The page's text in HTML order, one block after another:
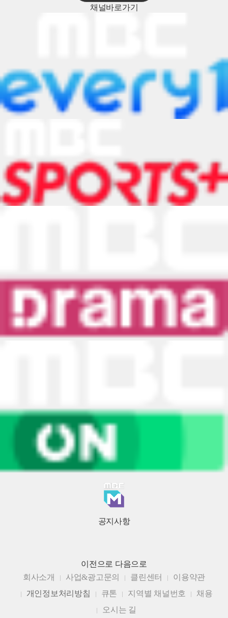
채널바로가기
공지사항
이전으로 다음으로
회사소개
사업&광고문의 클린센터
이용약관
개인정보처리방침
큐톤 지역별 채널번호
채용
오시는 길